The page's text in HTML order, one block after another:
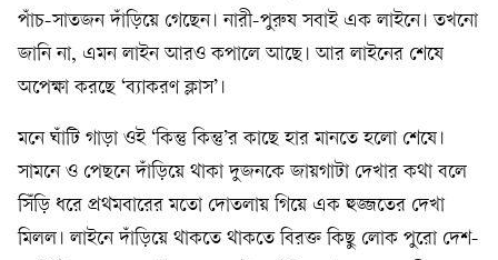
পাঁচ-সাতজন দাঁড়িয়ে গেছেন। নারী-পুরুষ সবাই এক লাইনে। তখনো
জানি না, এমন লাইন আরও কপালে আছে। আর লাইনের শেষে
অপেক্ষা করছে ‘ব্যাকরণ ক্লাস’।
মনে ঘাঁটি গাড়া ওই ‘কিন্তু কিন্তু’র কাছে হার মানতে হলো শেষে।
সামনে ও পেছনে দাঁড়িয়ে থাকা দুজনকে জায়গাটা দেখার কথা বলে
সিঁড়ি ধরে প্রথমবারের মতো দোতলায় গিয়ে এক হুজ্জতের দেখা
মিলল। লাইনে দাঁড়িয়ে থাকতে থাকতে বিরক্ত কিছু লোক পুরো দেশ-